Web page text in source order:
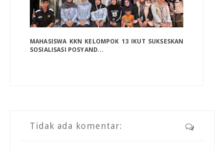
MAHASISWA KKN KELOMPOK 13 IKUT SUKSESKAN
SOSIALISASI POSYAND...
Tidak ada komentar: